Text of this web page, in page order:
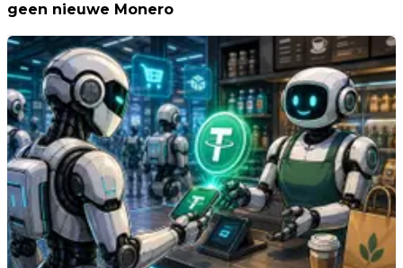
geen nieuwe Monero